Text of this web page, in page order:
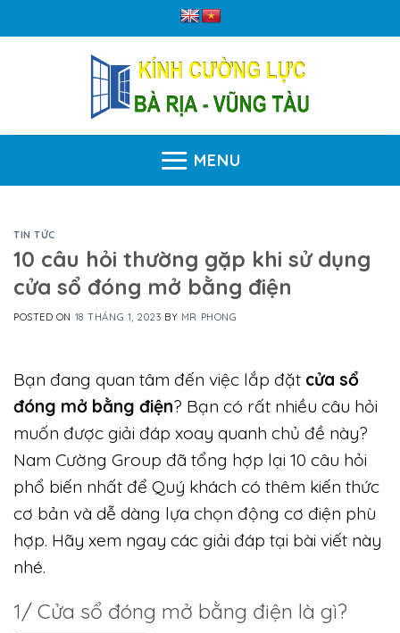
to
MENU
TIN TỨC
10 câu hỏi thường gặp khi sử dụng
cửa sổ đóng mở bằng điện
POSTED ON 18 THÁNG 1, 2023 BY MR PHONG
Bạn đang quan tâm đến việc lắp đặt cửa sổ
đóng mở bằng điện? Bạn có rất nhiều câu hỏi
muốn được giải đáp xoay quanh chủ đề này?
Nam Cường Group đã tổng hợp lại 10 câu hỏi
phổ biến nhất để Quý khách có thêm kiến thức
cơ bản và dễ dàng lựa chọn động cơ điện phù
hợp. Hãy xem ngay các giải đáp tại bài viết này
nhé.
1/ Cửa sổ đóng mở bằng điện là gì?